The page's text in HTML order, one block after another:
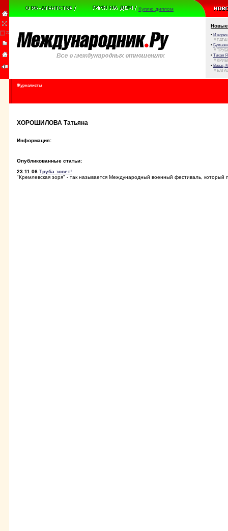
Куплю диплом
Новые
• И
//
•
//
• Тихая
//
• Виват,
//
Журналисты
ХОРОШИЛОВА Татьяна
Информация:
Опубликованные статьи:
23.11.06 Труба зовет!
"Кремлевская зoря" - так называется Международный военный фестиваль, который